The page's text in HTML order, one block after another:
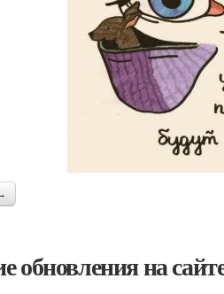
обновления на